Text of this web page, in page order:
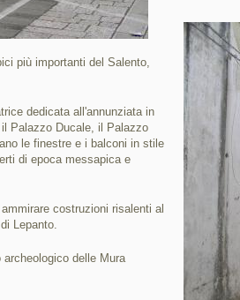
più importanti del Salento,
dedicata all'annunziata in
Palazzo Ducale, il Palazzo
le finestre e i balconi in stile
di epoca messapica e
costruzioni risalenti al
Lepanto.
delle Mura